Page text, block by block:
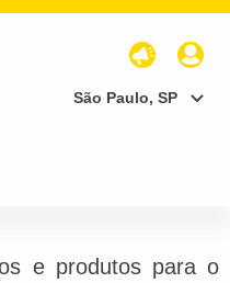
São Paulo, SP
e produtos para o